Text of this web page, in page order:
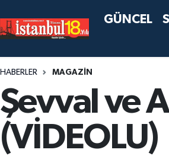
GÜNCEL
HABERLER MAGAZİN
Şevval ve
(VİDEOLU)